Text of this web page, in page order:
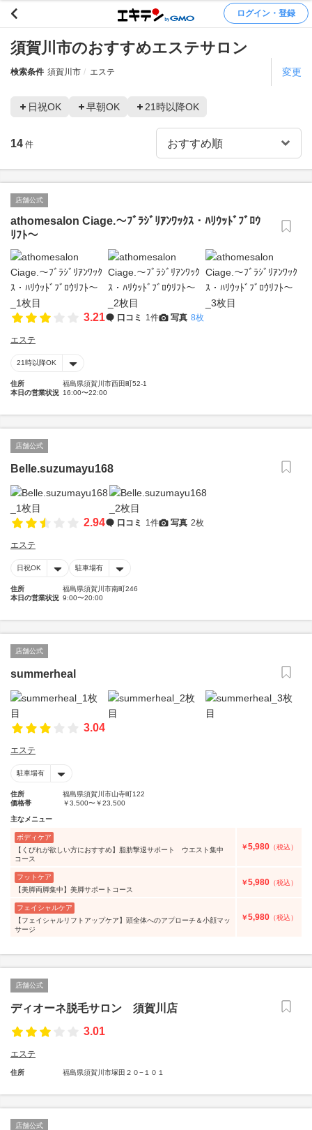
ログイン・登録
須賀川市のおすすめエステサロン
検索条件 須賀川市 エステ 変更
日祝OK 早朝OK 21時以降OK
14 件
店舗公式
athomesalon Ciage.〜ﾌﾞﾗｼﾞﾘｱﾝﾜｯｸｽ・ﾊﾘｳｯﾄﾞﾌﾞﾛｳ
ﾘﾌﾄ〜
3.21 口コミ 1件 写真 8枚
エステ
21時以降OK
住所
福島県須賀川市西田町52-1
本日の営業状況 16:00〜22:00
店舗公式
Belle.suzumayu168
2.94 口コミ 1件 写真 2枚
エステ
日祝OK 駐車場有
住所
福島県須賀川市南町246
本日の営業状況 9:00〜20:00
店舗公式
summerheal
3.04
エステ
駐車場有
住所
福島県須賀川市山寺町122
価格帯
￥3,500〜￥23,500
主なメニュー
ボディケア
【くびれが欲しい方におすすめ】脂肪撃退サポート ウエスト集中
コース
￥5,980 （税込）
フットケア
【美脚両脚集中】美脚サポートコース
￥5,980 （税込）
フェイシャルケア
【フェイシャルリフトアップケア】頭全体へのアプローチ＆小顔マッ
サージ
￥5,980 （税込）
店舗公式
ディオーネ脱毛サロン 須賀川店
3.01
エステ
住所 福島県須賀川市塚田２０−１０１
店舗公式